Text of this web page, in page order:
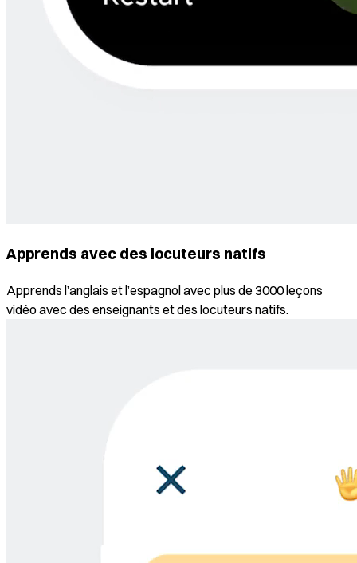
Apprends avec des locuteurs natifs
Apprends l’anglais et l’espagnol avec plus de 3000 leçons
vidéo avec des enseignants et des locuteurs natifs.